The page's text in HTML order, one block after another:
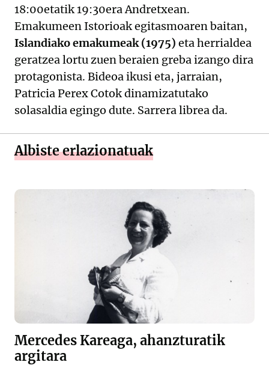
18:00etatik 19:30era Andretxean.
Emakumeen Istorioak egitasmoaren baitan,
Islandiako emakumeak (1975) eta herrialdea
geratzea lortu zuen beraien greba izango dira
protagonista. Bideoa ikusi eta, jarraian,
Patricia Perex Cotok dinamizatutako
solasaldia egingo dute. Sarrera librea da.
Albiste erlazionatuak
Mercedes Kareaga, ahanzturatik
argitara